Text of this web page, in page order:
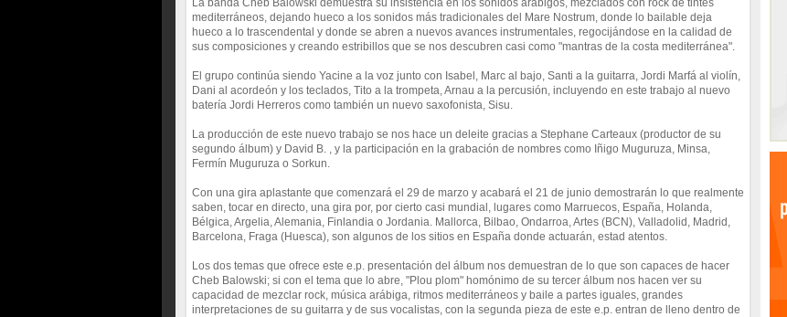
La banda Cheb Balowski demuestra su insistencia en los sonidos arábigos, mezclados con rock de tintes
mediterráneos, dejando hueco a los sonidos más tradicionales del Mare Nostrum, donde lo bailable deja
hueco a lo trascendental y donde se abren a nuevos avances instrumentales, regocijándose en la calidad de
sus composiciones y creando estribillos que se nos descubren casi como "mantras de la costa mediterránea".
El grupo continúa siendo Yacine a la voz junto con Isabel, Marc al bajo, Santi a la guitarra, Jordi Marfá al violín,
Dani al acordeón y los teclados, Tito a la trompeta, Arnau a la percusión, incluyendo en este trabajo al nuevo
batería Jordi Herreros como también un nuevo saxofonista, Sisu.
La producción de este nuevo trabajo se nos hace un deleite gracias a Stephane Carteaux (productor de su
segundo álbum) y David B. , y la participación en la grabación de nombres como Iñigo Muguruza, Minsa,
Fermín Muguruza o Sorkun.
Con una gira aplastante que comenzará el 29 de marzo y acabará el 21 de junio demostrarán lo que realmente
saben, tocar en directo, una gira por, por cierto casi mundial, lugares como Marruecos, España, Holanda,
Bélgica, Argelia, Alemania, Finlandia o Jordania. Mallorca, Bilbao, Ondarroa, Artes (BCN), Valladolid, Madrid,
Barcelona, Fraga (Huesca), son algunos de los sitios en España donde actuarán, estad atentos.
Los dos temas que ofrece este e.p. presentación del álbum nos demuestran de lo que son capaces de hacer
Cheb Balowski; si con el tema que lo abre, "Plou plom" homónimo de su tercer álbum nos hacen ver su
capacidad de mezclar rock, música arábiga, ritmos mediterráneos y baile a partes iguales, grandes
interpretaciones de su guitarra y de sus vocalistas, con la segunda pieza de este e.p. entran de lleno dentro de